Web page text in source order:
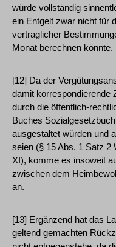
würde vollständig
ein Entgelt zwar nicht für
vertraglicher
Monat berechnen könnte.
[12] Da der
damit korrespondierende
durch die öffentlich-
Buches
ausgestaltet würden und
seien (§ 15 Abs. 1 Satz 2
XI), komme es insoweit
zwischen dem
an.
[13] Ergänzend hat das
geltend gemachten